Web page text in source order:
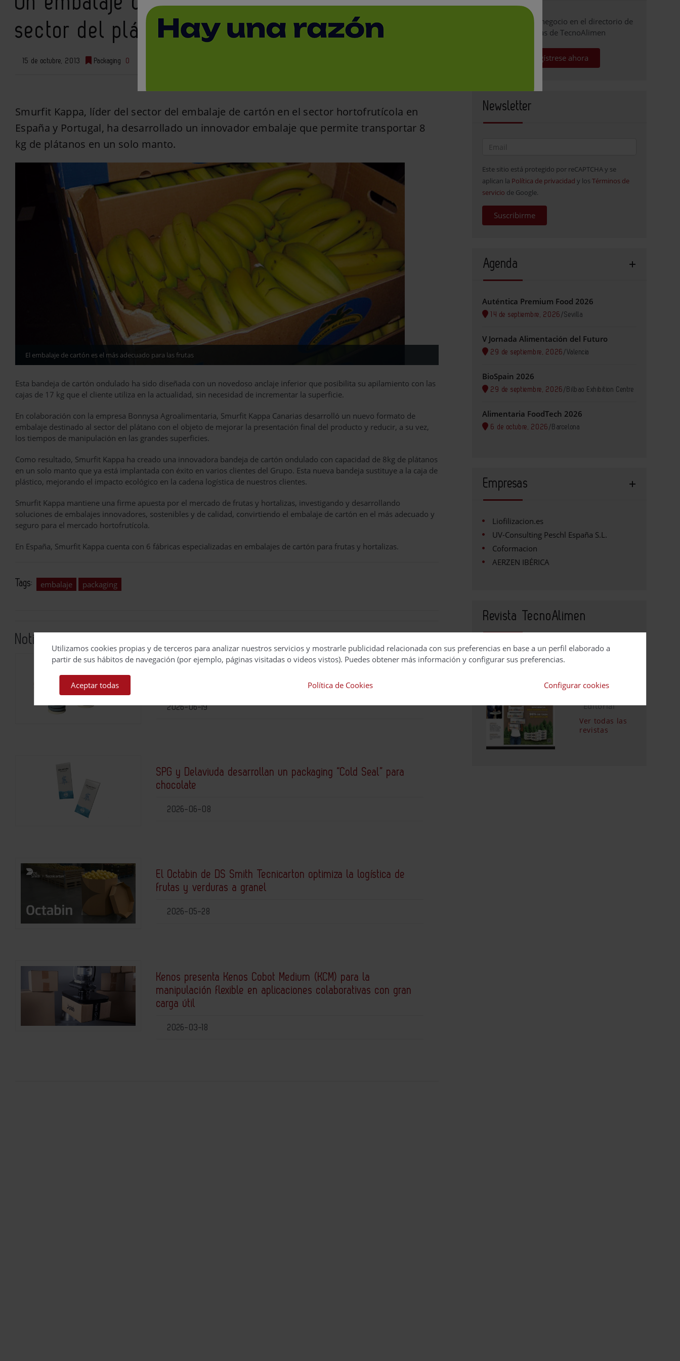
sector del plátano
15 de octubre, 2013 Packaging 0
Smurfit Kappa, líder del sector del embalaje de cartón en el sector hortofrutícola en
España y Portugal, ha desarrollado un innovador embalaje que permite transportar 8
kg de plátanos en un solo manto.
El embalaje de cartón es el más adecuado para las frutas
Esta bandeja de cartón ondulado ha sido diseñada con un novedoso anclaje inferior que posibilita su apilamiento con las
cajas de 17 kg que el cliente utiliza en la actualidad, sin necesidad de incrementar la superficie.
En colaboración con la empresa Bonnysa Agroalimentaria, Smurfit Kappa Canarias desarrolló un nuevo formato de
embalaje destinado al sector del plátano con el objeto de mejorar la presentación final del producto y reducir, a su vez,
los tiempos de manipulación en las grandes superficies.
Como resultado, Smurfit Kappa ha creado una innovadora bandeja de cartón ondulado con capacidad de 8kg de plátanos
en un solo manto que ya está implantada con éxito en varios clientes del Grupo. Esta nueva bandeja sustituye a la caja de
plástico, mejorando el impacto ecológico en la cadena logística de nuestros clientes.
Smurfit Kappa mantiene una firme apuesta por el mercado de frutas y hortalizas, investigando y desarrollando
soluciones de embalajes innovadores, sostenibles y de calidad, convirtiendo el embalaje de cartón en el más adecuado y
seguro para el mercado hortofrutícola.
En España, Smurfit Kappa cuenta con 6 fábricas especializadas en embalajes de cartón para frutas y hortalizas.
Tags: embalaje packaging
Noticias relacionadas
concepto BLFF para logística y packaging exigentes
2026-06-19
SPG y Delaviuda desarrollan un packaging “Cold Seal” para
chocolate
2026-06-08
El Octabin de DS Smith Tecnicarton optimiza la logística de
frutas y verduras a granel
2026-05-28
Kenos presenta Kenos Cobot Medium (KCM) para la
manipulación flexible en aplicaciones colaborativas con gran
carga útil
2026-03-18
Promocione su negocio en el directorio de
empresas de TecnoAlimen
Regístrese ahora
Newsletter
Este sitio está protegido por reCAPTCHA y se
aplican la Política de privacidad y losTérminos de
servicio de Google.
Suscribirme
Agenda
Auténtica Premium Food 2026
14 de septiembre, 2026 /Sevilla
V Jornada Alimentación del Futuro
29 de septiembre, 2026 /Valencia
BioSpain 2026
29 de septiembre, 2026 / Bilbao Exhibition Centre
Alimentaria FoodTech 2026
6 de octubre, 2026 / Barcelona
Empresas
Liofilizacion.es
UV-Consulting Peschl España S.L.
Coformacion
AERZEN IBÉRICA
Revista TecnoAlimen
Contacto
Suscripciones
Editorial
Ver todas las
revistas
Utilizamos cookies propias y de terceros para analizar nuestros servicios y mostrarle publicidad relacionada con sus preferencias en base a un perfil elaborado a
partir de sus hábitos de navegación (por ejemplo, páginas visitadas o videos vistos). Puedes obtener más información y configurar sus preferencias.
Aceptar todas Política de Cookies Configurar cookies